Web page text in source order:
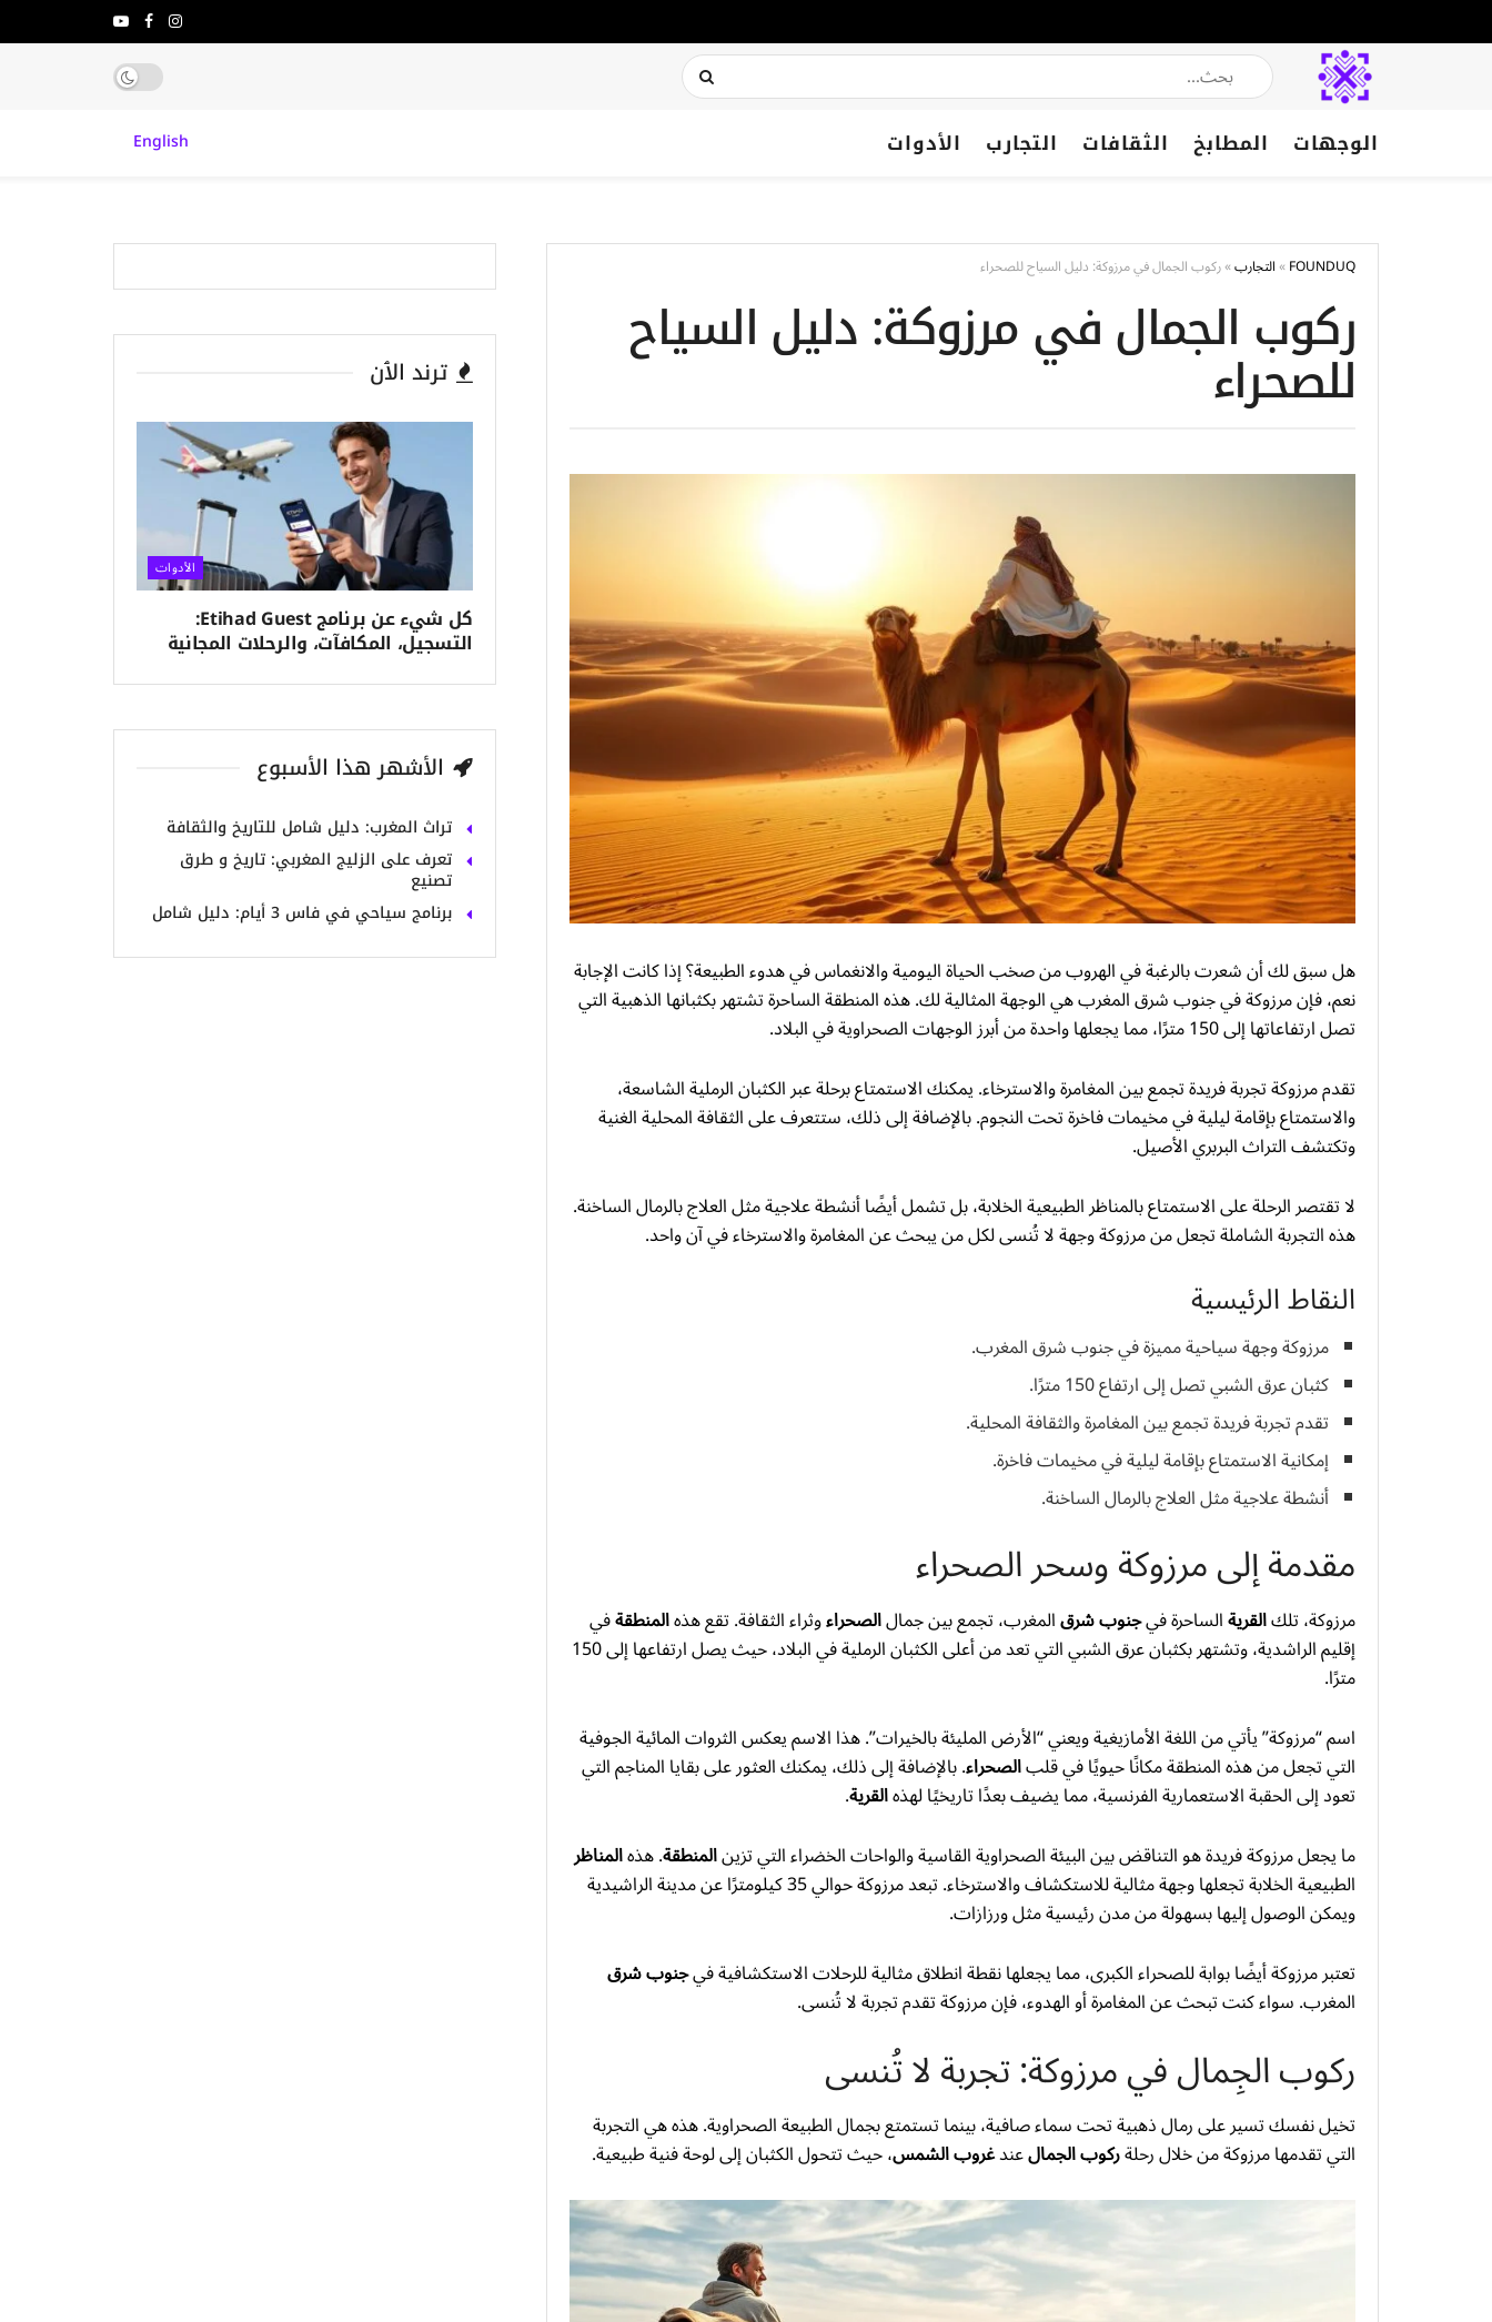
الوجهات المطابخ الثقافات التجارب الأدوات English
FOUNDUQ
»التجارب»ركوب الجمال في مرزوكة: دليل السياح للصحراء
ركوب الجمال في مرزوكة: دليل السياح
للصحراء
هل سبق لك أن شعرت بالرغبة في الهروب من صخب الحياة اليومية والانغماس في هدوء الطبيعة؟ إذا كانت الإجابة
نعم، فإن مرزوكة في جنوب شرق المغرب هي الوجهة المثالية لك. هذه المنطقة الساحرة تشتهر بكثبانها الذهبية التي
تصل ارتفاعاتها إلى 150 مترًا، مما يجعلها واحدة من أبرز الوجهات الصحراوية في البلاد.
تقدم مرزوكة تجربة فريدة تجمع بين المغامرة والاسترخاء. يمكنك الاستمتاع برحلة عبر الكثبان الرملية الشاسعة،
والاستمتاع بإقامة ليلية في مخيمات فاخرة تحت النجوم. بالإضافة إلى ذلك، ستتعرف على الثقافة المحلية الغنية
وتكتشف التراث البربري الأصيل.
لا تقتصر الرحلة على الاستمتاع بالمناظر الطبيعية الخلابة، بل تشمل أيضًا أنشطة علاجية مثل العلاج بالرمال الساخنة.
هذه التجربة الشاملة تجعل من مرزوكة وجهة لا تُنسى لكل من يبحث عن المغامرة والاسترخاء في آن واحد.
النقاط الرئيسية
مرزوكة وجهة سياحية مميزة في جنوب شرق المغرب.
كثبان عرق الشبي تصل إلى ارتفاع 150 مترًا.
تقدم تجربة فريدة تجمع بين المغامرة والثقافة المحلية.
إمكانية الاستمتاع بإقامة ليلية في مخيمات فاخرة.
أنشطة علاجية مثل العلاج بالرمال الساخنة.
مقدمة إلى مرزوكة وسحر الصحراء
مرزوكة، تلكالقريةالساحرة فيجنوب شرقالمغرب، تجمع بين جمالالصحراءوثراء الثقافة. تقع هذهالمنطقةفي
إقليم الراشدية، وتشتهر بكثبان عرق الشبي التي تعد من أعلى الكثبان الرملية في البلاد، حيث يصل ارتفاعها إلى 150
مترًا.
اسم “مرزوكة” يأتي من اللغة الأمازيغية ويعني “الأرض المليئة بالخيرات”. هذا الاسم يعكس الثروات المائية الجوفية
التي تجعل من هذه المنطقة مكانًا حيويًا في قلبالصحراء. بالإضافة إلى ذلك، يمكنك العثور على بقايا المناجم التي
تعود إلى الحقبة الاستعمارية الفرنسية، مما يضيف بعدًا تاريخيًا لهذهالقرية.
ما يجعل مرزوكة فريدة هو التناقض بين البيئة الصحراوية القاسية والواحات الخضراء التي تزينالمنطقة. هذهالمناظر
الطبيعية الخلابة تجعلها وجهة مثالية للاستكشاف والاسترخاء. تبعد مرزوكة حوالي 35 كيلومترًا عن مدينة الراشيدية
ويمكن الوصول إليها بسهولة من مدن رئيسية مثل ورزازات.
تعتبر مرزوكة أيضًا بوابة للصحراء الكبرى، مما يجعلها نقطة انطلاق مثالية للرحلات الاستكشافية فيجنوب شرق
المغرب. سواء كنت تبحث عن المغامرة أو الهدوء، فإن مرزوكة تقدم تجربة لا تُنسى.
ركوب الجِمال في مرزوكة: تجربة لا تُنسى
تخيل نفسك تسير على رمال ذهبية تحت سماء صافية، بينما تستمتع بجمال الطبيعة الصحراوية. هذه هي التجربة
التي تقدمها مرزوكة من خلال رحلةركوب الجمالعندغروب الشمس، حيث تتحول الكثبان إلى لوحة فنية طبيعية.
ترند الٱن
الأدوات
كل شيء عن برنامج Etihad Guest:
التسجيل، المكافآت، والرحلات المجانية
الأشهر هذا الأسبوع
تراث المغرب: دليل شامل للتاريخ والثقافة
تعرف على الزليج المغربي: تاريخ و طرق
تصنيع
برنامج سياحي في فاس 3 أيام: دليل شامل